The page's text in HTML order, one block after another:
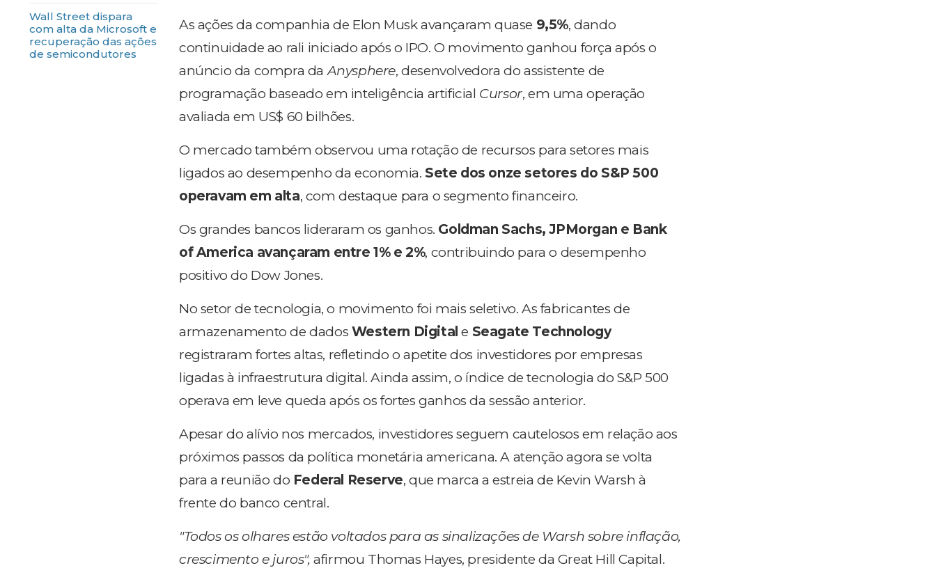
Wall Street dispara
com alta da Microsoft e
recuperação das ações
de semicondutores
As ações da companhia de Elon Musk avançaram quase 9,5%, dando
continuidade ao rali iniciado após o IPO. O movimento ganhou força após o
anúncio da compra daAnysphere, desenvolvedora do assistente de
programação baseado em inteligência artificial Cursor, em uma operação
avaliada em US$ 60 bilhões.
O mercado também observou uma rotação de recursos para setores mais
ligados ao desempenho da economia. Sete dos onze setores do S&P 500
operavam em alta, com destaque para o segmento financeiro.
Os grandes bancos lideraram os ganhos. Goldman Sachs, JPMorgan e Bank
of America avançaram entre 1% e 2%, contribuindo para o desempenho
positivo do Dow Jones.
No setor de tecnologia, o movimento foi mais seletivo. As fabricantes de
armazenamento de dados Western Digital e Seagate Technology
registraram fortes altas, refletindo o apetite dos investidores por empresas
ligadas à infraestrutura digital. Ainda assim, o índice de tecnologia do S&P 500
operava em leve queda após os fortes ganhos da sessão anterior.
Apesar do alívio nos mercados, investidores seguem cautelosos em relação aos
próximos passos da política monetária americana. A atenção agora se volta
para a reunião do Federal Reserve, que marca a estreia de Kevin Warsh à
frente do banco central.
"Todos os olhares estão voltados para as sinalizações de Warsh sobre inflação,
crescimento e juros", afirmou Thomas Hayes, presidente da Great Hill Capital.